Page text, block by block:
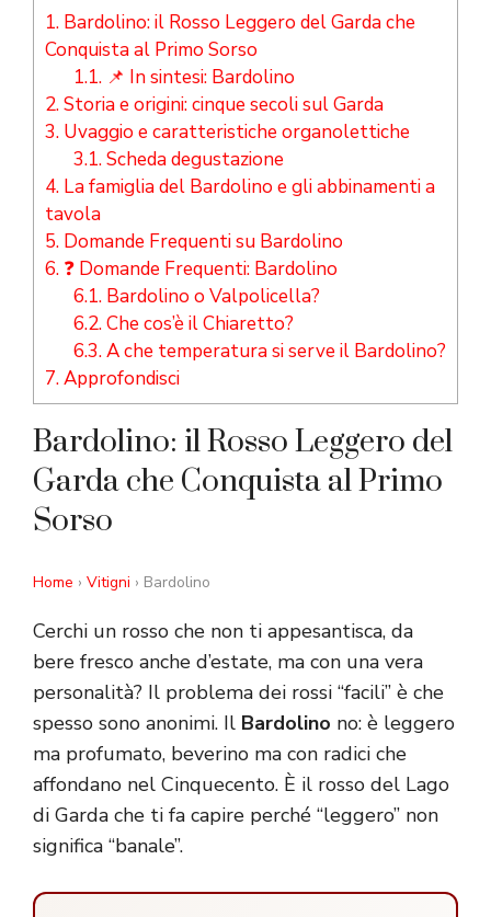
1. Bardolino: il Rosso Leggero del Garda che
Conquista al Primo Sorso
1.1.📌 In sintesi: Bardolino
2.Storia e origini: cinque secoli sul Garda
3. Uvaggio e caratteristiche organolettiche
3.1.Scheda degustazione
4. La famiglia del Bardolino e gli abbinamenti a
tavola
5. Domande Frequenti su Bardolino
6. ❓ Domande Frequenti: Bardolino
6.1.Bardolino o Valpolicella?
6.2.Che cos’è il Chiaretto?
6.3.A che temperatura si serve il Bardolino?
7.Approfondisci
Bardolino: il Rosso Leggero del
Garda che Conquista al Primo
Sorso
Home › Vitigni › Bardolino
Cerchi un rosso che non ti appesantisca, da
bere fresco anche d’estate, ma con una vera
personalità? Il problema dei rossi “facili” è che
spesso sono anonimi. Il Bardolino no: è leggero
ma profumato, beverino ma con radici che
affondano nel Cinquecento. È il rosso del Lago
di Garda che ti fa capire perché “leggero” non
significa “banale”.